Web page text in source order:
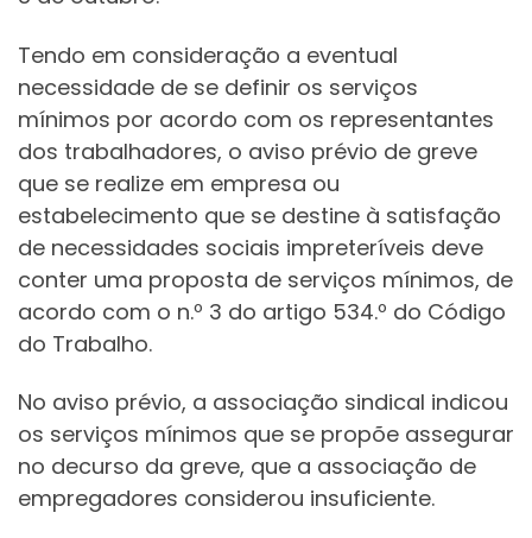
Tendo em consideração a eventual
necessidade de se definir os serviços
mínimos por acordo com os representantes
dos trabalhadores, o aviso prévio de greve
que se realize em empresa ou
estabelecimento que se destine à satisfação
de necessidades sociais impreteríveis deve
conter uma proposta de serviços mínimos, de
acordo com o n.º 3 do artigo 534.º do Código
do Trabalho.
No aviso prévio, a associação sindical indicou
os serviços mínimos que se propõe assegurar
no decurso da greve, que a associação de
empregadores considerou insuficiente.